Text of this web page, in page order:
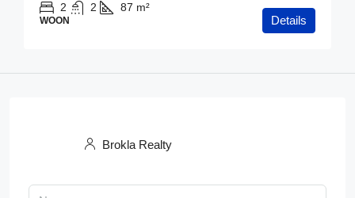
2 2 87 m²
WOON Details
Brokla Realty